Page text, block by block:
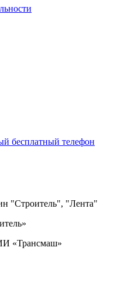
бесплатный телефон
"Строитель", "Лента"
«Трансмаш»